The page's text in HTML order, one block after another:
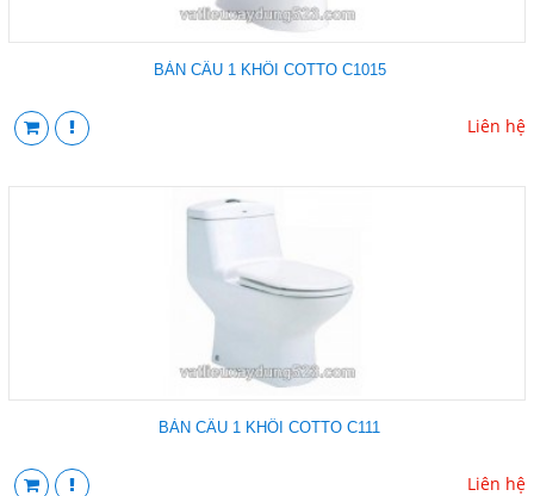
BÀN CẦU 1 KHỐI COTTO C1015
Liên hệ
BÀN CẦU 1 KHỐI COTTO C111
Liên hệ